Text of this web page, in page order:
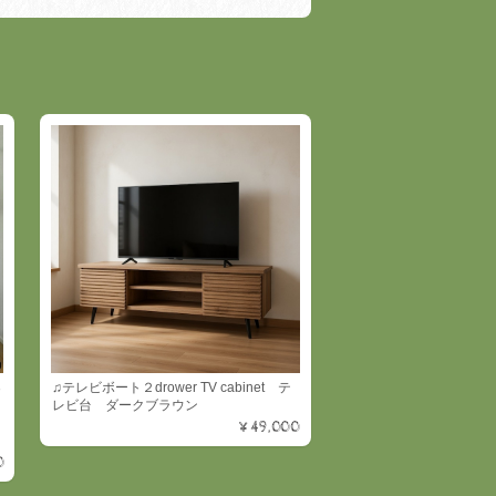
♫テレビボート２drower TV cabinet テ
レビ台 ダークブラウン
¥49,000